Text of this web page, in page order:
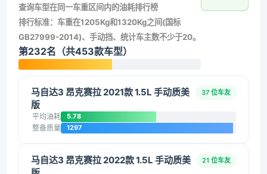
查询车型在同一车重区间内的油耗排行榜
排行标准：车重在1205Kg和1320Kg之间(国标
GB27999-2014)、手动挡、统计车主数不少于20。
第232名（共453款车型）
马自达3 昂克赛拉 2021款 1.5L 手动质美
版
37 位车友
平均油耗 5.78
整备质量 1297
马自达3 昂克赛拉 2022款 1.5L 手动质美
21 位车友